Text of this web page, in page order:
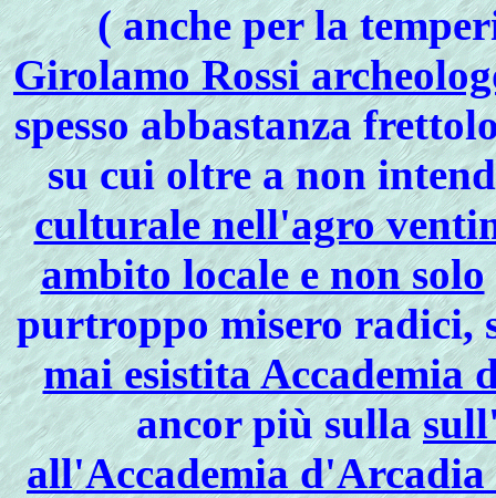
( anche per la
Girolamo Rossi
spesso abbastanza
su cui oltre a non
culturale nell'agro
ambito locale e non solo
purtroppo misero radici,
mai esistita Accademia
ancor più sulla
all'Accademia